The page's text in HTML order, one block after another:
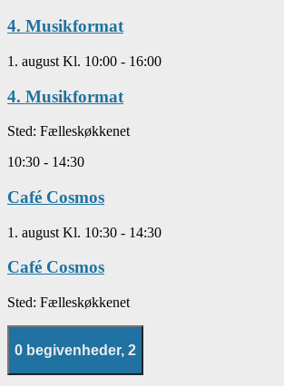
4. Musikformat
1. august Kl. 10:00 - 16:00
4. Musikformat
Sted: Fælleskøkkenet
10:30 - 14:30
Café Cosmos
1. august Kl. 10:30 - 14:30
Café Cosmos
Sted: Fælleskøkkenet
0 begivenheder, 2